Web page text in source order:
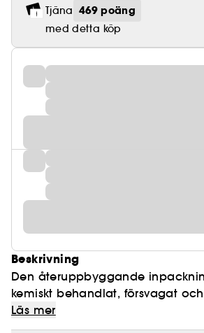
Tjäna 469 poäng
med detta köp
Beskrivning
Den återuppbyggande
kemiskt behandlat, försvagat
- 7 minuters vitaliserande
bygger upp hår som är i behov
Läs mer